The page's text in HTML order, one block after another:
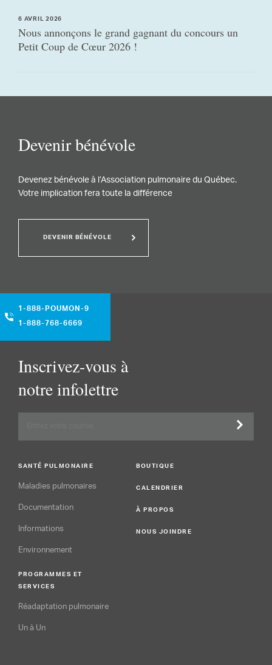
6 AVRIL 2026
Nous annonçons le grand gagnant du concours un
Petit Coup de Cœur 2026 !
Devenir bénévole
Devenez bénévole à l’Association pulmonaire du Québec.
Votre implication fera toute la différence
DEVENIR BÉNÉVOLE
1-888-POUMON-9
1-888-768-6669
Inscrivez-vous à
notre infolettre
SANTÉ PULMONAIRE
Maladies pulmonaires
Documentation
Informations
Environnement
PROGRAMMES ET
SERVICES
Réadaptation pulmonaire
Un à Un
BOUTIQUE
CALENDRIER
À PROPOS
NOUS JOINDRE